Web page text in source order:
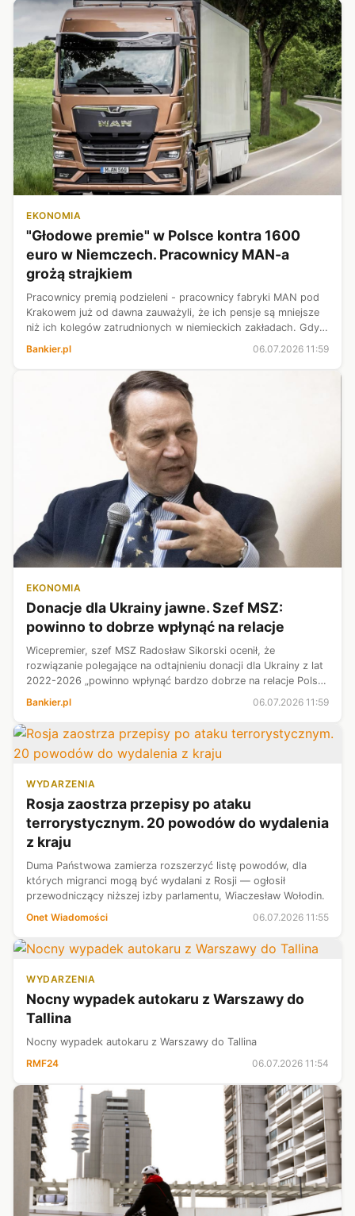
EKONOMIA
"Głodowe premie" w Polsce kontra 1600
euro w Niemczech. Pracownicy MAN-a
grożą strajkiem
Pracownicy premią podzieleni - pracownicy fabryki MAN pod
Krakowem już od dawna zauważyli, że ich pensje są mniejsze
niż ich kolegów zatrudnionych w niemieckich zakładach. Gdy
na jednej zmian...
Bankier.pl 06.07.2026 11:59
EKONOMIA
Donacje dla Ukrainy jawne. Szef MSZ:
powinno to dobrze wpłynąć na relacje
Wicepremier, szef MSZ Radosław Sikorski ocenił, że
rozwiązanie polegające na odtajnieniu donacji dla Ukrainy z lat
2022-2026 „powinno wpłynąć bardzo dobrze na relacje Polski
Bankier.pl 06.07.2026 11:59
WYDARZENIA
Rosja zaostrza przepisy po ataku
terrorystycznym. 20 powodów do wydalenia
z kraju
Duma Państwowa zamierza rozszerzyć listę powodów, dla
których migranci mogą być wydalani z Rosji — ogłosił
przewodniczący niższej izby parlamentu, Wiaczesław Wołodin.
Onet Wiadomości
06.07.2026 11:55
WYDARZENIA
Nocny wypadek autokaru z Warszawy do
Tallina
Nocny wypadek autokaru z Warszawy do Tallina
RMF24
06.07.2026 11:54